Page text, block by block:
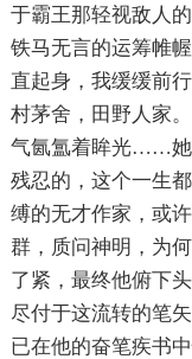
于霸王那轻视敌人
铁马无言的运筹帷
直起身，我缓缓前
村茅舍，田野人家
气氤氲着眸光……她
残忍的，这个一生
缚的无才作家，或
群，质问神明，为
了紧，最终他俯下
尽付于这流转的笔
已在他的奋笔疾书